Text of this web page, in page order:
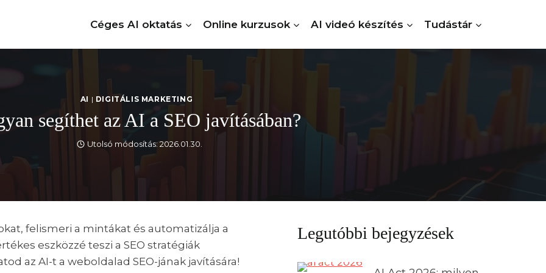
Céges AI oktatás Online kurzusok AI videó készítés Tudástár
AI | DIGITÁLIS MARKETING
segíthet az AI a SEO javításában?
Utolsó módosítás: 2026.01.30.
felismeri a mintákat és automatizálja a
eszközzé teszi a SEO stratégiák
az AI-t a weboldalad SEO-jának javítására!
Legutóbbi bejegyzések